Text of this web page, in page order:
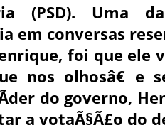
(PSD). Uma
em conversas
foi que ele
nos olhosâ€ e
do governo,
a votaÃ§Ã£o do